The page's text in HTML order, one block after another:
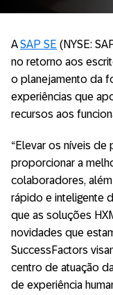
ASAP SE (NYSE:
no retorno aos
o planejamento da
experiências que
recursos aos
“Elevar os níveis de
proporcionar a
colaboradores,
rápido e inteligente
que as soluções
novidades que
SuccessFactors
centro de atuação
de experiência